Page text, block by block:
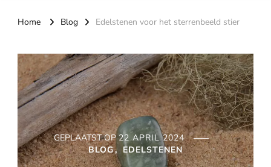
Home Blog Edelstenen voor het sterrenbeeld stier
GEPLAATST OP22 APRIL 2024
BLOG
EDELSTENEN